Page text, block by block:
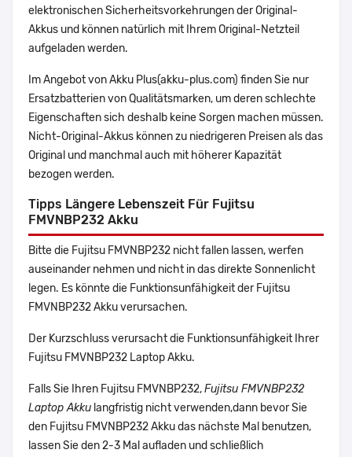
elektronischen Sicherheitsvorkehrungen der Original-
Akkus und können natürlich mit Ihrem Original-Netzteil
aufgeladen werden.
Im Angebot von Akku Plus(akku-plus.com) finden Sie nur
Ersatzbatterien von Qualitätsmarken, um deren schlechte
Eigenschaften sich deshalb keine Sorgen machen müssen.
Nicht-Original-Akkus können zu niedrigeren Preisen als das
Original und manchmal auch mit höherer Kapazität
bezogen werden.
Tipps Längere Lebenszeit Für Fujitsu
FMVNBP232 Akku
Bitte die Fujitsu FMVNBP232 nicht fallen lassen, werfen
auseinander nehmen und nicht in das direkte Sonnenlicht
legen. Es könnte die Funktionsunfähigkeit der Fujitsu
FMVNBP232 Akku verursachen.
Der Kurzschluss verursacht die Funktionsunfähigkeit Ihrer
Fujitsu FMVNBP232 Laptop Akku.
Falls Sie Ihren Fujitsu FMVNBP232,Fujitsu FMVNBP232
Laptop Akku langfristig nicht verwenden,dann bevor Sie
den Fujitsu FMVNBP232 Akku das nächste Mal benutzen,
lassen Sie den 2-3 Mal aufladen und schließlich